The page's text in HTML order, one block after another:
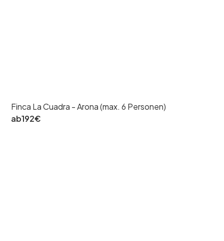
Finca La Cuadra - Arona (max. 6 Personen)
ab192€